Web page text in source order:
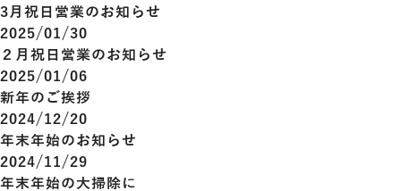
3月祝日営業のお知らせ
2025/01/30
２月祝日営業のお知らせ
2025/01/06
新年のご挨拶
2024/12/20
年末年始のお知らせ
2024/11/29
年末年始の大掃除に